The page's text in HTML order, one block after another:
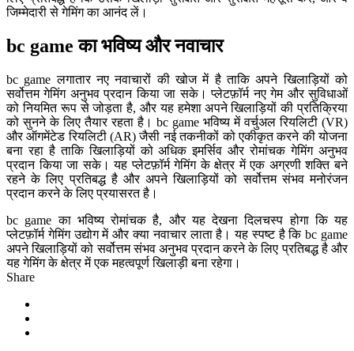
जिम्मेदारी से गेमिंग का आनंद लें।
bc game का भविष्य और नवाचार
bc game लगातार नए नवाचारों की खोज में है ताकि अपने खिलाड़ियों को
सर्वोत्तम गेमिंग अनुभव प्रदान किया जा सके। प्लेटफ़ॉर्म नए गेम और सुविधाओं
को नियमित रूप से जोड़ता है, और यह हमेशा अपने खिलाड़ियों की प्रतिक्रिया
को सुनने के लिए तैयार रहता है। bc game भविष्य में वर्चुअल रियलिटी (VR)
और ऑगमेंटेड रियलिटी (AR) जैसी नई तकनीकों को एकीकृत करने की योजना
बना रहा है ताकि खिलाड़ियों को अधिक इमर्सिव और रोमांचक गेमिंग अनुभव
प्रदान किया जा सके। यह प्लेटफ़ॉर्म गेमिंग के क्षेत्र में एक अग्रणी शक्ति बने
रहने के लिए प्रतिबद्ध है और अपने खिलाड़ियों को सर्वोत्तम संभव मनोरंजन
प्रदान करने के लिए प्रयासरत है।
bc game का भविष्य रोमांचक है, और यह देखना दिलचस्प होगा कि यह
प्लेटफ़ॉर्म गेमिंग उद्योग में और क्या नवाचार लाता है। यह स्पष्ट है कि bc game
अपने खिलाड़ियों को सर्वोत्तम संभव अनुभव प्रदान करने के लिए प्रतिबद्ध है और
यह गेमिंग के क्षेत्र में एक महत्वपूर्ण खिलाड़ी बना रहेगा।
Share